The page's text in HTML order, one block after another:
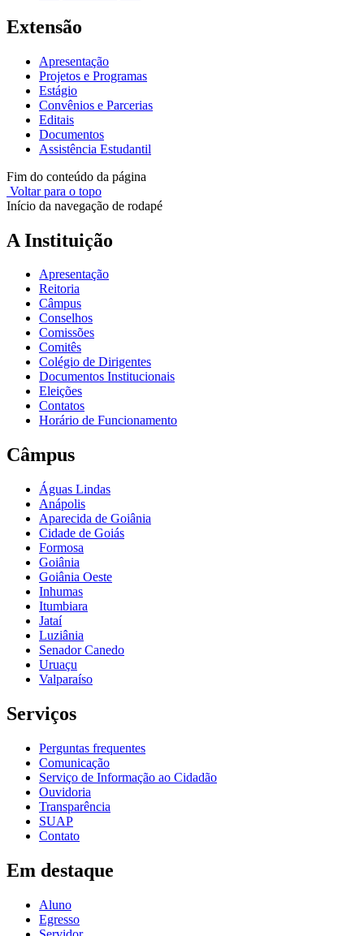
Extensão
Apresentação
Projetos e Programas
Estágio
Convênios e Parcerias
Editais
Documentos
Assistência Estudantil
Fim do conteúdo da página
Voltar para o topo
Início da navegação de rodapé
A Instituição
Apresentação
Reitoria
Câmpus
Conselhos
Comissões
Comitês
Colégio de Dirigentes
Documentos Institucionais
Eleições
Contatos
Horário de Funcionamento
Câmpus
Águas Lindas
Anápolis
Aparecida de Goiânia
Cidade de Goiás
Formosa
Goiânia
Goiânia Oeste
Inhumas
Itumbiara
Jataí
Luziânia
Senador Canedo
Uruaçu
Valparaíso
Serviços
Perguntas frequentes
Comunicação
Serviço de Informação ao Cidadão
Ouvidoria
Transparência
SUAP
Contato
Em destaque
Aluno
Egresso